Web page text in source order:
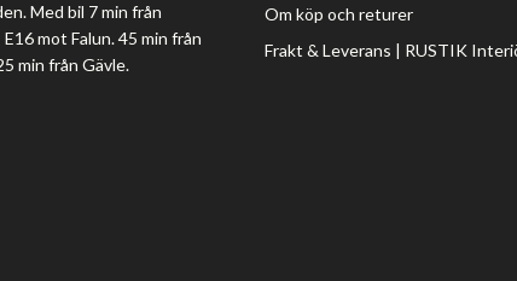
Med bil 7 min från
mot Falun. 45 min från
min från Gävle.
Om köp och returer
Frakt & Leverans | RUSTIK